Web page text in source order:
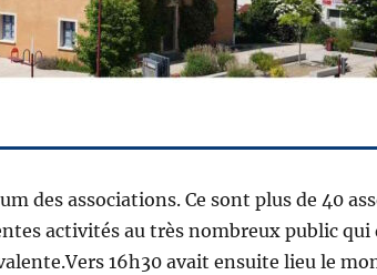
des associations. Ce sont plus de 40
activités au très nombreux public qui
16h30 avait ensuite lieu le